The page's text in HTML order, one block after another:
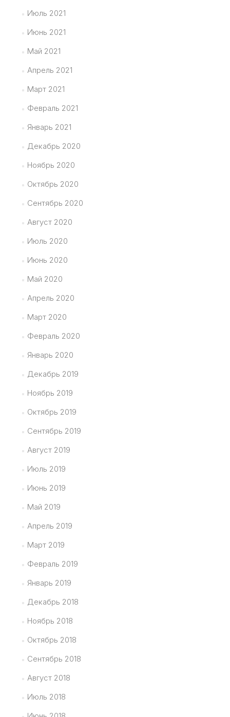
Июль 2021
Июнь 2021
Май 2021
Апрель 2021
Март 2021
Февраль 2021
Январь 2021
Декабрь 2020
Ноябрь 2020
Октябрь 2020
Сентябрь 2020
Август 2020
Июль 2020
Июнь 2020
Май 2020
Апрель 2020
Март 2020
Февраль 2020
Январь 2020
Декабрь 2019
Ноябрь 2019
Октябрь 2019
Сентябрь 2019
Август 2019
Июль 2019
Июнь 2019
Май 2019
Апрель 2019
Март 2019
Февраль 2019
Январь 2019
Декабрь 2018
Ноябрь 2018
Октябрь 2018
Сентябрь 2018
Август 2018
Июль 2018